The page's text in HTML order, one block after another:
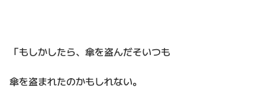
「もしかしたら、傘を盗んだそいつも
傘を盗まれたのかもしれない。